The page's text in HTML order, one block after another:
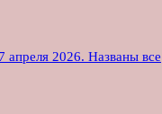
2026. Названы все